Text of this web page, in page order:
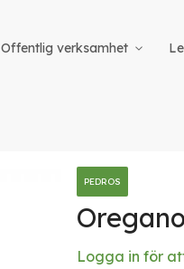
Offentlig verksamhet
Logga in för
PEDROS